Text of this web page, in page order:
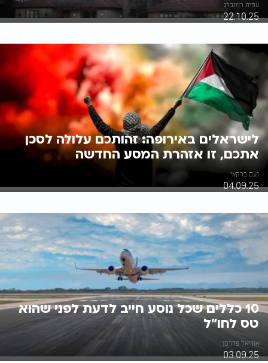
עמית רוזנברג
22.10.25
לישראלים באירופה: זהותכם עלולה לסכן
אתכם, זו אזהרת המסע החדשה
נעם ברקאי
04.09.25
10 כללים שכל נוסע חייב לדעת לפני שהוא
טס לחו"ל
אוריאל פדרמן
03.09.25